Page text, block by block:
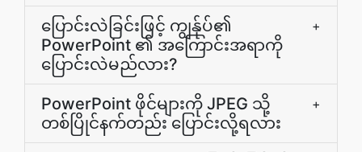
ပြောင်းလဲခြင်းဖြင့် ကျွန်ုပ်၏
PowerPoint ၏ အကြောင်းအရာကို
ပြောင်းလဲမည်လား?
+
PowerPoint ဖိုင်များကို JPEG သို့
တစ်ပြိုင်နက်တည်း ပြောင်းလို့ရလား
+